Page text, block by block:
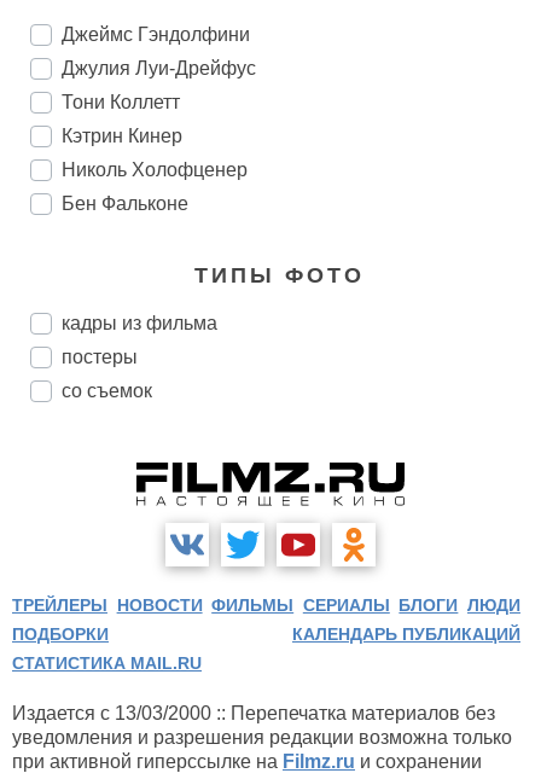
Джеймс Гэндолфини
Джулия Луи-Дрейфус
Тони Коллетт
Кэтрин Кинер
Николь Холофценер
Бен Фальконе
ТИПЫ ФОТО
кадры из фильма
постеры
со съемок
ТРЕЙЛЕРЫ НОВОСТИ ФИЛЬМЫ СЕРИАЛЫ БЛОГИ ЛЮДИ
ПОДБОРКИ
КАЛЕНДАРЬ ПУБЛИКАЦИЙ
СТАТИСТИКА MAIL.RU
Издается с 13/03/2000 :: Перепечатка материалов без
уведомления и разрешения редакции возможна только
при активной гиперссылке на Filmz.ru и сохранении